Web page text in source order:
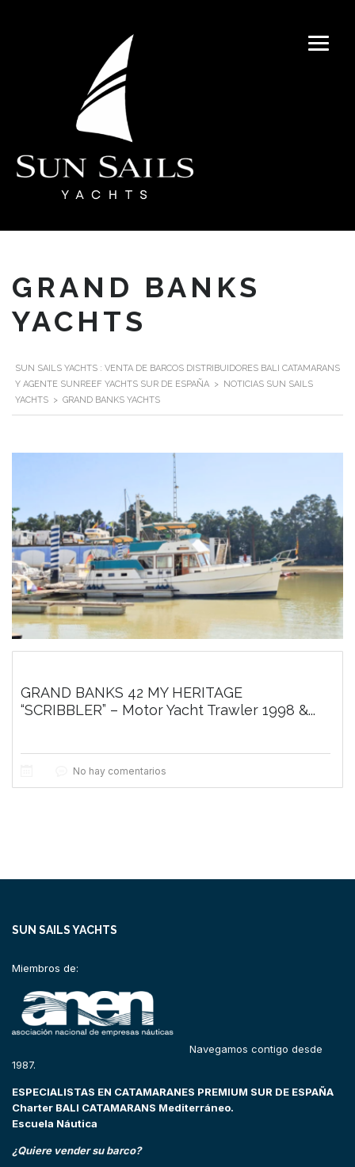
GRAND BANKS
YACHTS
SUN SAILS YACHTS : VENTA DE BARCOS DISTRIBUIDORES BALI CATAMARANS
Y AGENTE SUNREEF YACHTS SUR DE ESPAÑA >
NOTICIAS SUN SAILS
YACHTS > GRAND BANKS YACHTS
GRAND BANKS 42 MY HERITAGE
“SCRIBBLER” – Motor Yacht Trawler 1998 &...
No hay comentarios
SUN SAILS YACHTS
Miembros de:
Navegamos contigo desde
1987.
ESPECIALISTAS EN CATAMARANES PREMIUM SUR DE ESPAÑA
Charter BALI CATAMARANS Mediterráneo.
Escuela Náutica
¿Quiere vender su barco?